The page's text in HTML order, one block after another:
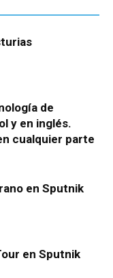
de
y en inglés.
cualquier parte
en Sputnik
en Sputnik